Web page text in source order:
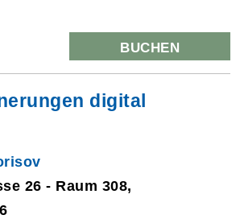
BUCHEN
digital
26 - Raum 308,